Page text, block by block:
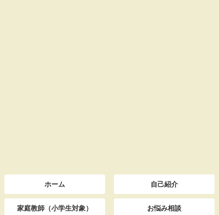
ホーム 自己紹介
家庭教師（小学生対象） お悩み相談